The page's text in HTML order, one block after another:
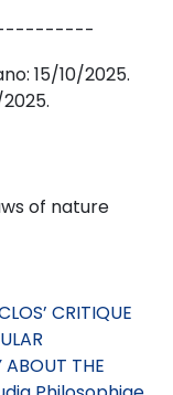
15/10/2025.
of nature
CRITIQUE
ABOUT THE